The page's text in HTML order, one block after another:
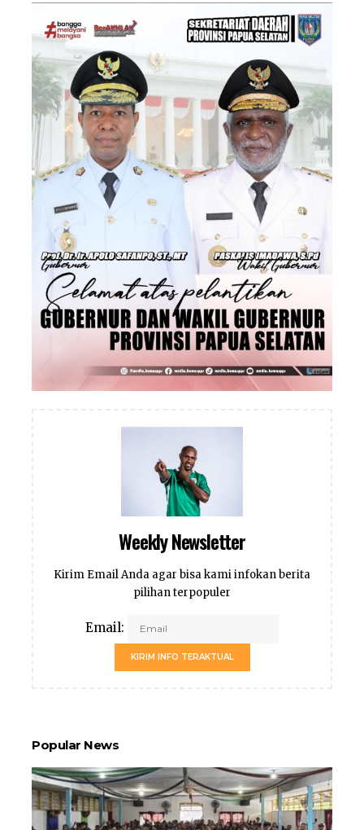
Weekly Newsletter
Kirim Email Anda agar bisa kami infokan berita
pilihan terpopuler
Email:
KIRIM INFO TERAKTUAL
Popular News